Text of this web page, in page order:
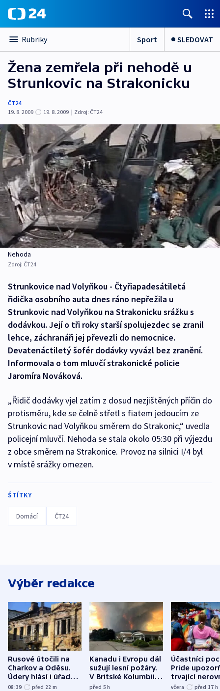
Rubriky Sport SLEDOVAT
Žena zemřela při nehodě u
Strunkovic na Strakonicku
ČT24
19. 8. 2009
19. 8. 2009 | Zdroj: ČT24
Nehoda
Zdroj: ČT24
Strunkovice nad Volyňkou - Čtyřiapadesátiletá
řidička osobního auta dnes ráno nepřežila u
Strunkovic nad Volyňkou na Strakonicku srážku s
dodávkou. Její o tři roky starší spolujezdec se zranil
lehce, záchranáři jej převezli do nemocnice.
Devatenáctiletý šofér dodávky vyvázl bez zranění.
Informovala o tom mluvčí strakonické policie
Jaromíra Nováková.
„Řidič dodávky vjel zatím z dosud nezjištěných příčin do
protisměru, kde se čelně střetl s fiatem jedoucím ze
Strunkovic nad Volyňkou směrem do Strakonic,“ uvedla
policejní mluvčí. Nehoda se stala okolo 05:30 při výjezdu
z obce směrem na Strakonice. Provoz na silnici I/4 byl
v místě srážky omezen.
ŠTÍTKY
Domácí ČT24
Výběr redakce
Rusové útočili na
Charkov a Oděsu.
Údery hlásí i úřady v
Bělgorodu
08:39 před 22 m
Kanadu i Evropu dál
sužují lesní požáry.
V Britské Kolumbii
evakuovali tisíce lidí
před 5h
Účastníci
Pride
trvající
včera před 17 h